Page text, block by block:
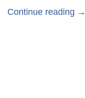
Continue reading →